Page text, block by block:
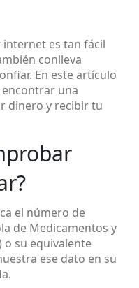
es tan fácil
conlleva
En este artículo
encontrar una
dinero y recibir tu
el número de
de Medicamentos y
o su equivalente
ese dato en su